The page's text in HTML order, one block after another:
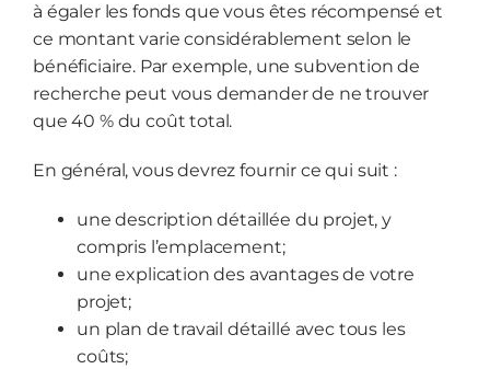
à égaler les fonds que vous êtes récompensé et
ce montant varie considérablement selon le
bénéficiaire. Par exemple, une subvention de
recherche peut vous demander de ne trouver
que 40 % du coût total.
En général, vous devrez fournir ce qui suit :
une description détaillée du projet, y
compris l’emplacement;
une explication des avantages de votre
projet;
un plan de travail détaillé avec tous les
coûts;